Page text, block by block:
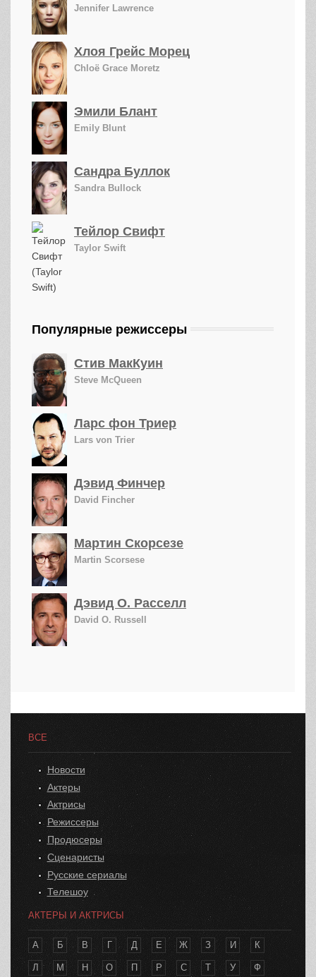
Jennifer Lawrence
Хлоя Грейс Морец
Chloë Grace Moretz
Эмили Блант
Emily Blunt
Сандра Буллок
Sandra Bullock
Тейлор Свифт
Taylor Swift
Популярные режиссеры
Стив МакКуин
Steve McQueen
Ларс фон Триер
Lars von Trier
Дэвид Финчер
David Fincher
Мартин Скорсезе
Martin Scorsese
Дэвид О. Расселл
David O. Russell
ВСЕ
Новости
Актеры
Актрисы
Режиссеры
Продюсеры
Сценаристы
Русские сериалы
Телешоу
АКТЕРЫ И АКТРИСЫ
А Б В Г Д Е Ж З И К
Л М Н О П Р С Т У Ф